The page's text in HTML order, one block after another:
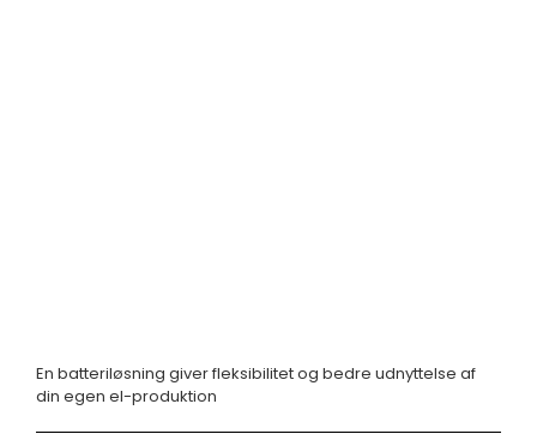
En batteriløsning giver fleksibilitet og bedre udnyttelse af
din egen el-produktion